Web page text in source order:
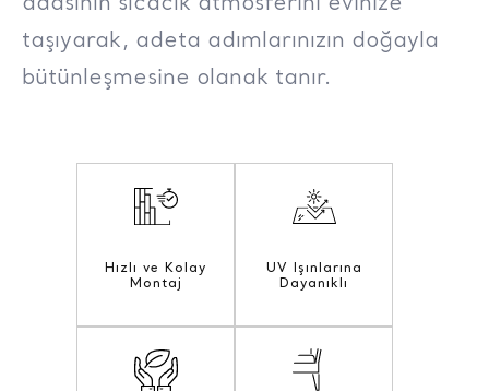
taşıyarak, adeta adımlarınızın doğayla
bütünleşmesine olanak tanır.
Hızlı ve Kolay
Montaj
UV Işınlarına
Dayanıklı